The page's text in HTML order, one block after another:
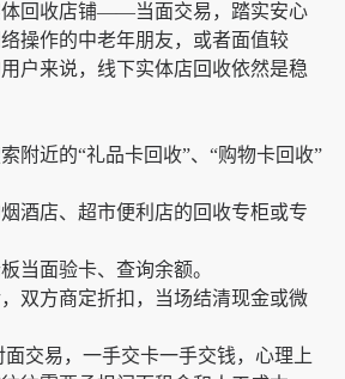
回收店铺——当面交易，踏实安心
作的中老年朋友，或者面值较
户来说，线下实体店回收依然是稳
近的“礼品卡回收”、“购物卡回收”
店、超市便利店的回收专柜或专
面验卡、查询余额。
方商定折扣，当场结清现金或微
易，一手交卡一手交钱，心理上